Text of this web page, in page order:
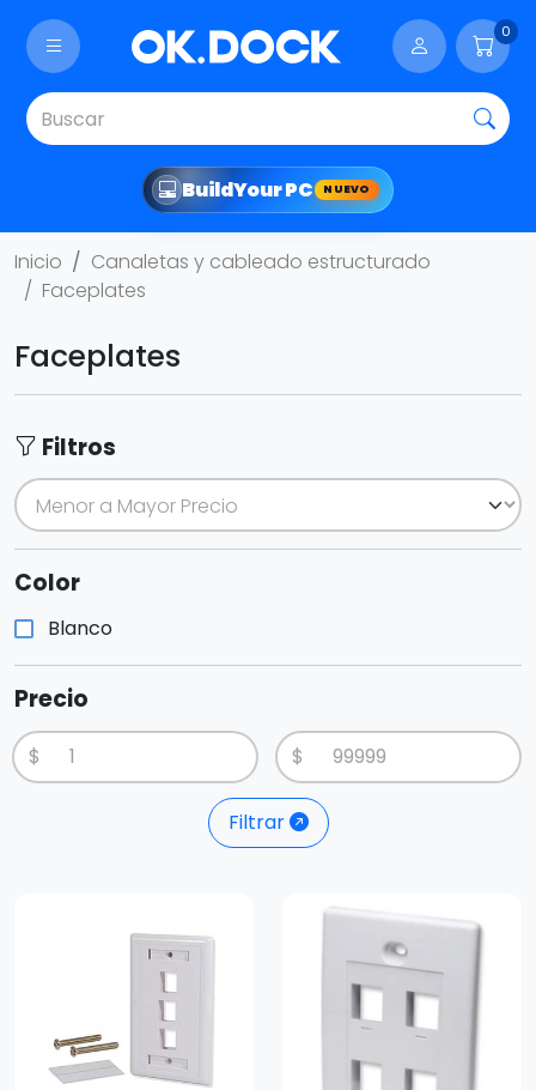
0
BuildYour PC NUEVO
Inicio
Canaletas y cableado estructurado
Faceplates
Faceplates
Filtros
Color
Blanco
Precio
$ $
Filtrar